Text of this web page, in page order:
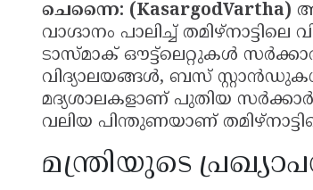
ചെന്നൈ: (KasargodVartha)
വാഗ്ദാനം പാലിച്ച്
ടാസ്മാക് ഔട്ട്ലെറ്റുകൾ
വിദ്യാലയങ്ങൾ, ബസ് സ്റ്റാൻഡുകൾ
മദ്യശാലകളാണ് പുതിയ
വലിയ പിന്തുണയാണ്
മന്ത്രിയുടെ